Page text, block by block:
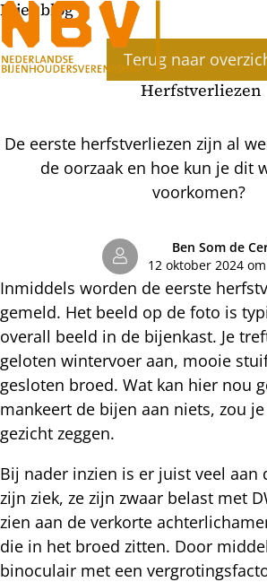
Bijenblog
Terug naar
Herfstverliezen
De eerste herfstverliezen zijn al
de oorzaak en hoe kun je dit
voorkomen?
Ben Som de
12 oktober 2024
Inmiddels worden de eerste
gemeld. Het beeld op de foto is
overall beeld in de bijenkast. Je
geloten wintervoer aan, mooie
gesloten broed. Wat kan hier nou
mankeert de bijen aan niets, zou
gezicht zeggen.
Bij nader inzien is er juist veel aan
zijn ziek, ze zijn zwaar belast met
zien aan de verkorte
die in het broed zitten. Door
binoculair met een